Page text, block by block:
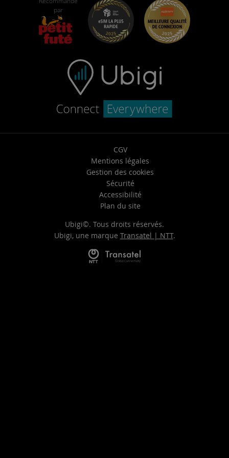
Carrières
Centre d’aide
Support Client
par
CGV
Mentions légales
Gestion des cookies
Sécurité
Accessibilité
Plan du site
Ubigi©. Tous droits réservés.
Ubigi, une marque Transatel | NTT.